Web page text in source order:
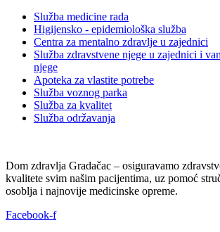
Služba medicine rada
Higijensko - epidemiološka služba
Centra za mentalno zdravlje u zajednici
Služba zdravstvene njege u zajednici i
njege
Apoteka za vlastite potrebe
Služba voznog parka
Služba za kvalitet
Služba održavanja
Dom zdravlja Gradačac – osiguravamo
kvalitete svim našim pacijentima, uz pomoć
osoblja i najnovije medicinske opreme.
Facebook-f